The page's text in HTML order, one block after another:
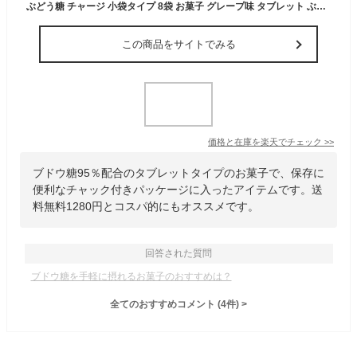
ぶどう糖 チャージ 小袋タイプ 8袋 お菓子 グレープ味 タブレット ぶどう味 ブドウ糖95%配合 糖分 補給 単糖類 グルコース チャック付き MDホールディングス 条件付き 送料無料
この商品をサイトでみる
価格と在庫を楽天でチェック >>
ブドウ糖95％配合のタブレットタイプのお菓子で、保存に
便利なチャック付きパッケージに入ったアイテムです。送
料無料1280円とコスパ的にもオススメです。
回答された質問
ブドウ糖を手軽に摂れるお菓子のおすすめは？
全てのおすすめコメント (4件) >